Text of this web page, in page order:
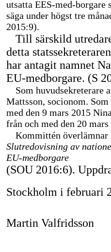
utsatta EES-med-borgare
säga under högst tre
2015:9).
Till särskild
detta
har antagit namnet
EU-medborgare. (S
Som huvudsekreterare
Mattsson, socionom.
med den 9 mars 2015
från och med den 20
Kommittén överlämnar
Slutredovisning av
EU-medborgare
(SOU 2016:6).
Stockholm i februari
Martin Valfridsson